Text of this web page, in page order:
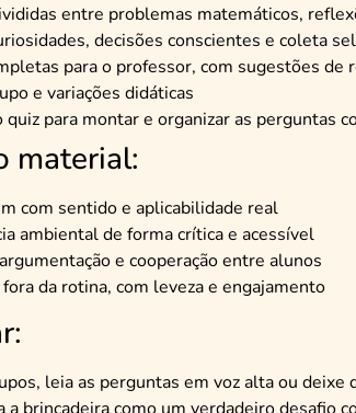
entre problemas matemáticos,
decisões conscientes e coleta
para o professor, com sugestões de
e variações didáticas
quiz para montar e organizar as perguntas
material:
com sentido e aplicabilidade real
ambiental de forma crítica e acessível
e cooperação entre alunos
da rotina, com leveza e engajamento
leia as perguntas em voz alta ou deixe